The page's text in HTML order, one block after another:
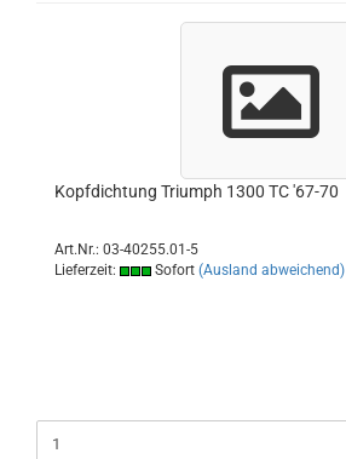
Kopfdichtung Triumph 1300 TC '67-70
Art.Nr.: 03-40255.01-5
Lieferzeit:
Sofort (Ausland abweichend)